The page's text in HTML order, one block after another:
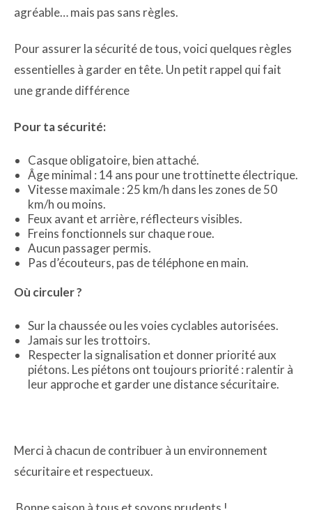
agréable… mais pas sans règles.
Pour assurer la sécurité de tous, voici quelques règles
essentielles à garder en tête. Un petit rappel qui fait
une grande différence
Pour ta sécurité:
Casque obligatoire, bien attaché.
Âge minimal : 14 ans pour une trottinette électrique.
Vitesse maximale : 25 km/h dans les zones de 50
km/h ou moins.
Feux avant et arrière, réflecteurs visibles.
Freins fonctionnels sur chaque roue.
Aucun passager permis.
Pas d’écouteurs, pas de téléphone en main.
Où circuler ?
Sur la chaussée ou les voies cyclables autorisées.
Jamais sur les trottoirs.
Respecter la signalisation et donner priorité aux
piétons. Les piétons ont toujours priorité : ralentir à
leur approche et garder une distance sécuritaire.
Merci à chacun de contribuer à un environnement
sécuritaire et respectueux.